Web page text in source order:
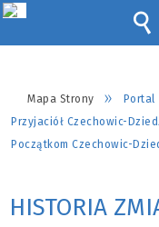
Mapa Strony Portal
Przyjaciół Czechowic-
Początkom Czechowic-
HISTORIA